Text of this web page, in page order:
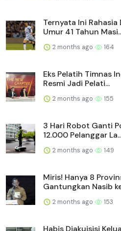
Ternyata Ini
Umur 41 Tahun
2 months ago 164
Eks Pelatih Timnas
Resmi Jadi Pelati...
2 months ago 155
3 Hari Robot Ganti
12.000 Pelanggar
2 months ago 149
Miris! Hanya 8
Gantungkan Nasib ke
2 months ago 153
Habis Diakuisisi